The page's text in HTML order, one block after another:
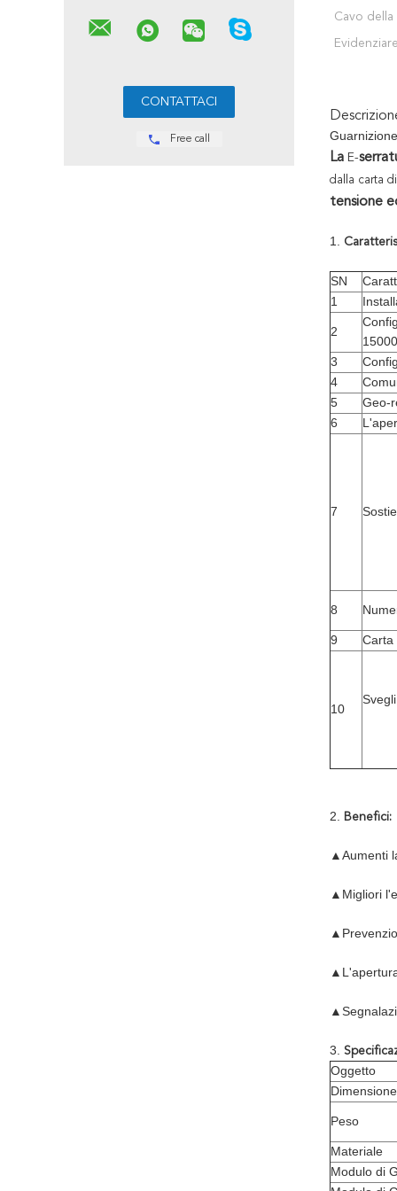
Free call
Cavo della
La E-
dalla carta
tensione
1.
SN
1
2
3
4
5
Geo-
6
7
8
9
Carta
10
2. Benefici:
▲Aumenti
▲Migliori
3.
Oggetto
Dimensione
Peso
Materiale
Modulo di